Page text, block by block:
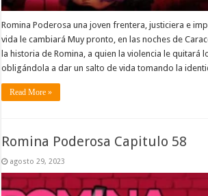
Romina Poderosa una joven frentera, justiciera e
vida le cambiará Muy pronto, en las noches de
la historia de Romina, a quien la violencia le quitará
obligándola a dar un salto de vida tomando la
Read More »
Romina Poderosa Capitulo 58
agosto 29, 2023